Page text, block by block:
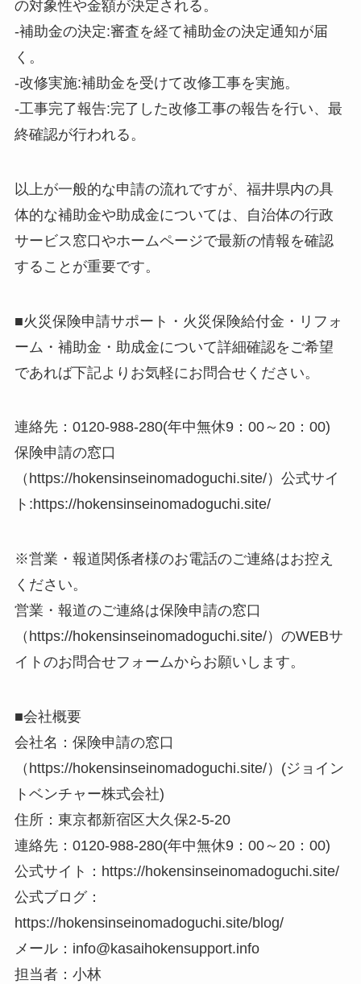
の対象性や金額が決定される。
-補助金の決定:審査を経て補助金の決定通知が届
く。
-改修実施:補助金を受けて改修工事を実施。
-工事完了報告:完了した改修工事の報告を行い、最
終確認が行われる。
以上が一般的な申請の流れですが、福井県内の具
体的な補助金や助成金については、自治体の行政
サービス窓口やホームページで最新の情報を確認
することが重要です。
■火災保険申請サポート・火災保険給付金・リフォ
ーム・補助金・助成金について詳細確認をご希望
であれば下記よりお気軽にお問合せください。
連絡先：0120-988-280(年中無休9：00～20：00)
保険申請の窓口
（https://hokensinseinomadoguchi.site/）公式サイ
ト:https://hokensinseinomadoguchi.site/
※営業・報道関係者様のお電話のご連絡はお控え
ください。
営業・報道のご連絡は保険申請の窓口
（https://hokensinseinomadoguchi.site/）のWEBサ
イトのお問合せフォームからお願いします。
■会社概要
会社名：保険申請の窓口
（https://hokensinseinomadoguchi.site/）(ジョイン
トベンチャー株式会社)
住所：東京都新宿区大久保2-5-20
連絡先：0120-988-280(年中無休9：00～20：00)
公式サイト：https://hokensinseinomadoguchi.site/
公式ブログ：
https://hokensinseinomadoguchi.site/blog/
メール：info@kasaihokensupport.info
担当者：小林